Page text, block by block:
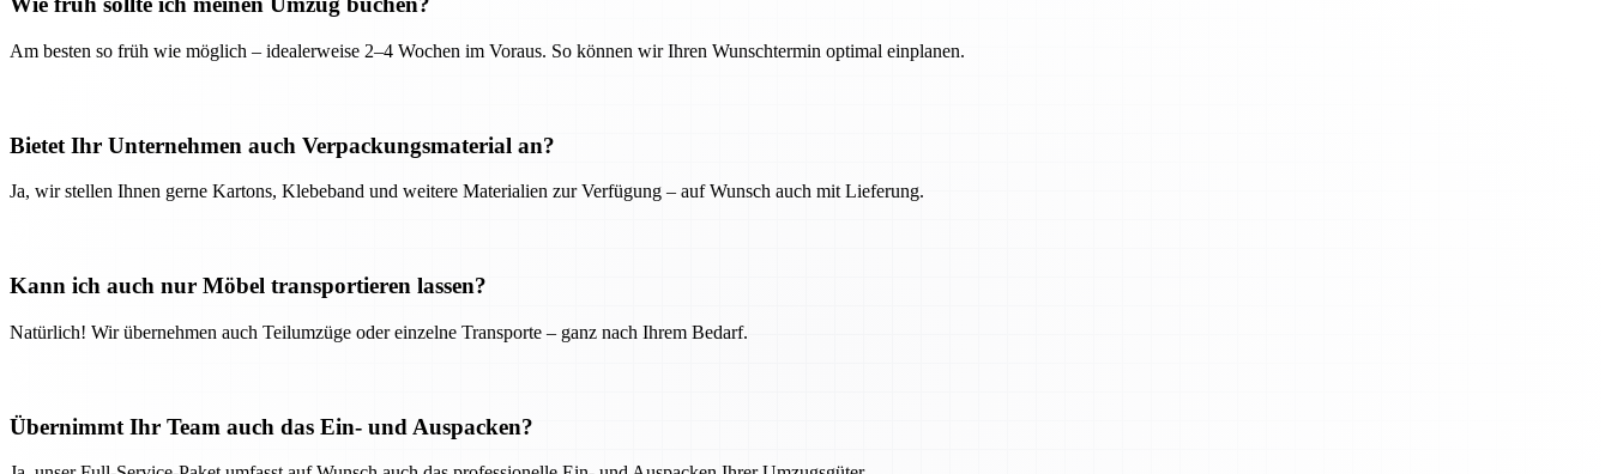
Am besten so früh wie möglich – idealerweise 2–4 Wochen im Voraus. So können wir Ihren Wunschtermin optimal einplanen.
Bietet Ihr Unternehmen auch Verpackungsmaterial an?
Ja, wir stellen Ihnen gerne Kartons, Klebeband und weitere Materialien zur Verfügung – auf Wunsch auch mit Lieferung.
Kann ich auch nur Möbel transportieren lassen?
Natürlich! Wir übernehmen auch Teilumzüge oder einzelne Transporte – ganz nach Ihrem Bedarf.
Übernimmt Ihr Team auch das Ein- und Auspacken?